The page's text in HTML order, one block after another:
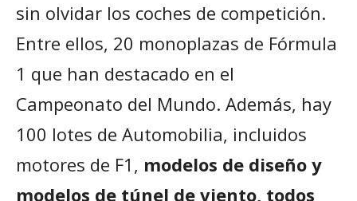
sin olvidar los coches de competición.
Entre ellos, 20 monoplazas de Fórmula
1 que han destacado en el
Campeonato del Mundo. Además, hay
100 lotes de Automobilia, incluidos
motores de F1, modelos de diseño y
modelos de túnel de viento, todos